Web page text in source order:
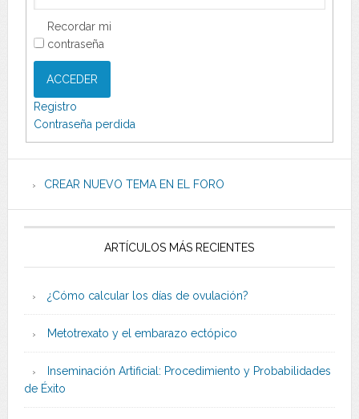
Recordar mi
contraseña
ACCEDER
Registro
Contraseña perdida
CREAR NUEVO TEMA EN EL FORO
ARTÍCULOS MÁS RECIENTES
¿Cómo calcular los días de ovulación?
Metotrexato y el embarazo ectópico
Inseminación Artificial: Procedimiento y Probabilidades
de Éxito